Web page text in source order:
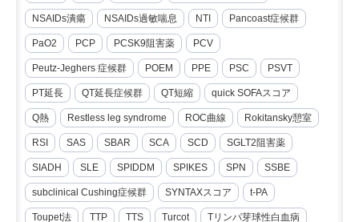
NSAIDs潰瘍 NSAIDs過敏喘息 NTI Pancoast症候群
PaO2 PCP PCSK9阻害薬 PCV
Peutz-Jeghers 症候群 POEM PPE PSC PSVT
PT延長 QT延長症候群 QT短縮 quick SOFAスコア
Q熱 Restless leg syndrome ROC曲線 Rokitansky憩室
RSI SAS SBAR SCA SCD SGLT2阻害薬
SIADH SLE SPIDDM SPIKES SPN SSBE
subclinical Cushing症候群 SYNTAXスコア t-PA
Toupet法 TTP TTS Turcot Tリンパ芽球性白血病